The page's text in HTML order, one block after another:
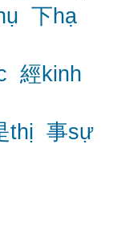
下hạ
經kinh
thị 事sự